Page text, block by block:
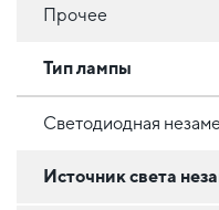
Прочее
Тип лампы
Светодиодная
Источник света